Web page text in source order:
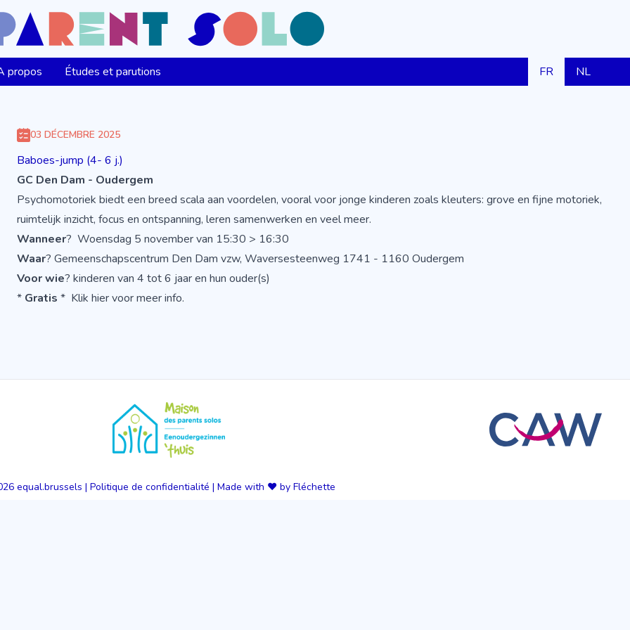
propos Études et parutions FR NL
03 DÉCEMBRE 2025
Baboes-jump (4- 6 j.)
GC Den Dam - Oudergem
Psychomotoriek biedt een breed scala aan voordelen, vooral voor jonge kinderen zoals kleuters: grove en fijne motoriek,
ruimtelijk inzicht, focus en ontspanning, leren samenwerken en veel meer.
Wanneer? Woensdag 5 november van 15:30 > 16:30
Waar? Gemeenschapscentrum Den Dam vzw, Waversesteenweg 1741 - 1160 Oudergem
Voor wie? kinderen van 4 tot 6 jaar en hun ouder(s)
* Gratis * Klik hier voor meer info.
equal.brussels | Politique de confidentialité | Made with ❤️ by Fléchette